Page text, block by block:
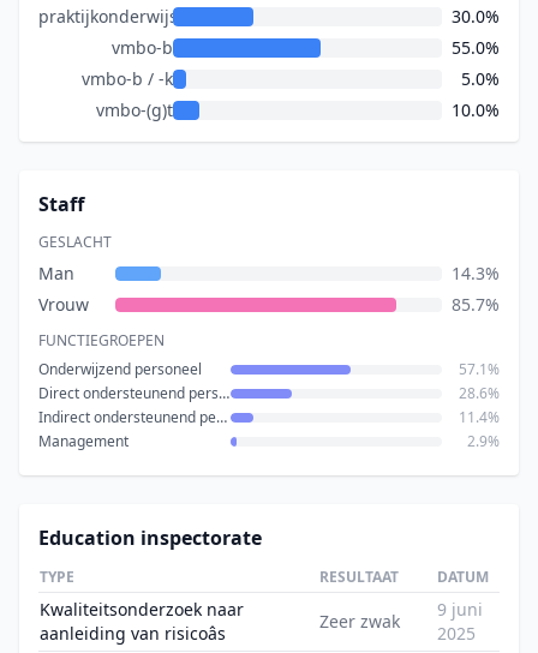
praktijkonderwijs
30.0%
vmbo-b
55.0%
vmbo-b / -k
5.0%
vmbo-(g)t
10.0%
Staff
GESLACHT
Man
14.3%
Vrouw
85.7%
FUNCTIEGROEPEN
Onderwijzend personeel
57.1%
Direct ondersteunend personeel
28.6%
Indirect ondersteunend personeel
11.4%
Management
2.9%
Education inspectorate
TYPE RESULTAAT DATUM
Kwaliteitsonderzoek naar
aanleiding van risicoâs
Zeer zwak
9 juni
2025